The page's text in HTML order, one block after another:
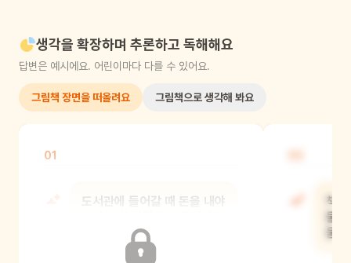
생각을 확장하며 추론하고 독해해요
답변은 예시에요. 어린이마다 다를 수 있어요.
그림책 장면을 떠올려요 그림책으로 생각해 봐요
01
도서관에 들어갈 때 돈을 내야
책
물
물